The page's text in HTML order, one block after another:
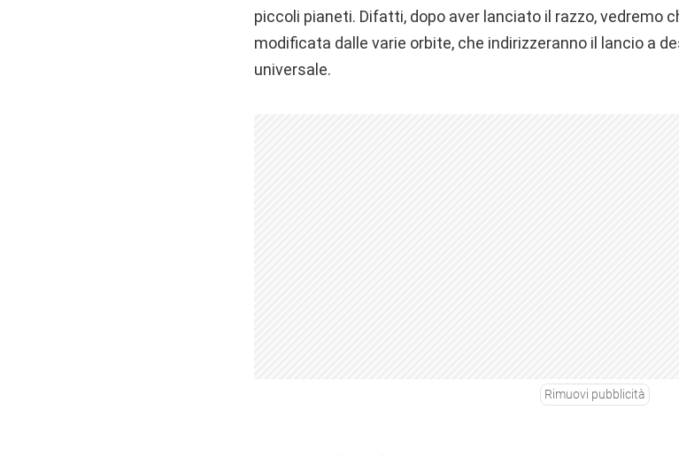
piccoli pianeti. Difatti, dopo aver lanciato il razzo, vedremo
modificata dalle varie orbite, che indirizzeranno il lancio a
universale.
Rimuovi pubblicità